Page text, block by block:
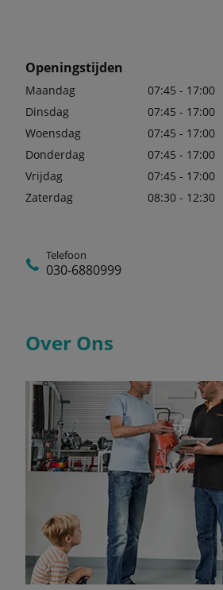
Openingstijden
Maandag
07:45 - 17:00
Dinsdag
07:45 - 17:00
Woensdag
07:45 - 17:00
Donderdag
07:45 - 17:00
Vrijdag
07:45 - 17:00
Zaterdag
08:30 - 12:30
Telefoon
030-6880999
Over Ons